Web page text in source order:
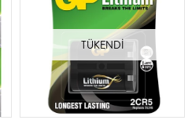
TÜKENDI